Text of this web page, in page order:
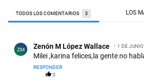
TODOS LOS COMENTARIOS 3 LOS
ZM Zenón M López Wallace 1 DE
Milei ,karina felices,la gente no
RESPONDER
0